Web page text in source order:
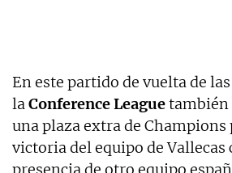
En este partido de vuelta de
laConference Leaguetambién
una plaza extra de Champions
victoria del equipo de